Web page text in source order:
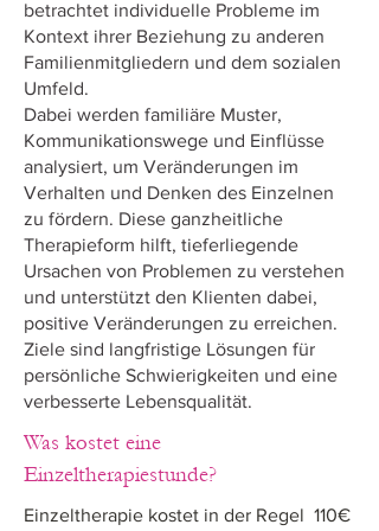
betrachtet individuelle Probleme im
Kontext ihrer Beziehung zu anderen
Familienmitgliedern und dem sozialen
Umfeld.
Dabei werden familiäre Muster,
Kommunikationswege und Einflüsse
analysiert, um Veränderungen im
Verhalten und Denken des Einzelnen
zu fördern. Diese ganzheitliche
Therapieform hilft, tieferliegende
Ursachen von Problemen zu verstehen
und unterstützt den Klienten dabei,
positive Veränderungen zu erreichen.
Ziele sind langfristige Lösungen für
persönliche Schwierigkeiten und eine
verbesserte Lebensqualität.
Was kostet eine
Einzeltherapiestunde?
Einzeltherapie kostet in der Regel 110€